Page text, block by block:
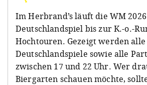
Im Herbrand’s läuft die WM
Deutschlandspiel bis zur K.-o.-
Hochtouren. Gezeigt werden alle
Deutschlandspiele sowie alle
zwischen 17 und 22 Uhr. Wer
Biergarten schauen möchte,